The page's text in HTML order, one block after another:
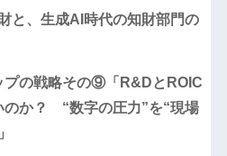
と、生成AI時代の知財部門の
プの戦略その⑨「R&DとROIC
のか？ “数字の圧力”を“現場